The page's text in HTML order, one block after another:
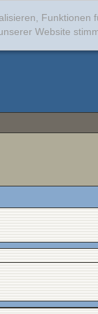
Website